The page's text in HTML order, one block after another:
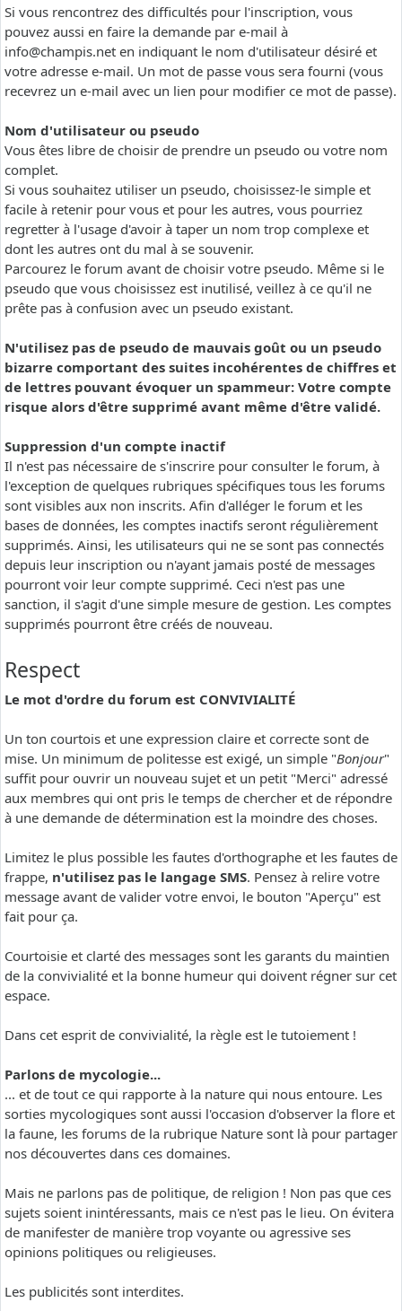
Si vous rencontrez des difficultés pour l'inscription, vous
pouvez aussi en faire la demande par e-mail à
info@champis.net en indiquant le nom d'utilisateur désiré et
votre adresse e-mail. Un mot de passe vous sera fourni (vous
recevrez un e-mail avec un lien pour modifier ce mot de passe).
Nom d'utilisateur ou pseudo
Vous êtes libre de choisir de prendre un pseudo ou votre nom
complet.
Si vous souhaitez utiliser un pseudo, choisissez-le simple et
facile à retenir pour vous et pour les autres, vous pourriez
regretter à l'usage d'avoir à taper un nom trop complexe et
dont les autres ont du mal à se souvenir.
Parcourez le forum avant de choisir votre pseudo. Même si le
pseudo que vous choisissez est inutilisé, veillez à ce qu'il ne
prête pas à confusion avec un pseudo existant.
N'utilisez pas de pseudo de mauvais goût ou un pseudo
bizarre comportant des suites incohérentes de chiffres et
de lettres pouvant évoquer un spammeur: Votre compte
risque alors d'être supprimé avant même d'être validé.
Suppression d'un compte inactif
Il n'est pas nécessaire de s'inscrire pour consulter le forum, à
l'exception de quelques rubriques spécifiques tous les forums
sont visibles aux non inscrits. Afin d'alléger le forum et les
bases de données, les comptes inactifs seront régulièrement
supprimés. Ainsi, les utilisateurs qui ne se sont pas connectés
depuis leur inscription ou n'ayant jamais posté de messages
pourront voir leur compte supprimé. Ceci n'est pas une
sanction, il s'agit d'une simple mesure de gestion. Les comptes
supprimés pourront être créés de nouveau.
Respect
Le mot d'ordre du forum est CONVIVIALITÉ
Un ton courtois et une expression claire et correcte sont de
mise. Un minimum de politesse est exigé, un simple "Bonjour"
suffit pour ouvrir un nouveau sujet et un petit "Merci" adressé
aux membres qui ont pris le temps de chercher et de répondre
à une demande de détermination est la moindre des choses.
Limitez le plus possible les fautes d'orthographe et les fautes de
frappe, n'utilisez pas le langage SMS. Pensez à relire votre
message avant de valider votre envoi, le bouton "Aperçu" est
fait pour ça.
Courtoisie et clarté des messages sont les garants du maintien
de la convivialité et la bonne humeur qui doivent régner sur cet
espace.
Dans cet esprit de convivialité, la règle est le tutoiement !
Parlons de mycologie...
... et de tout ce qui rapporte à la nature qui nous entoure. Les
sorties mycologiques sont aussi l'occasion d'observer la flore et
la faune, les forums de la rubrique Nature sont là pour partager
nos découvertes dans ces domaines.
Mais ne parlons pas de politique, de religion ! Non pas que ces
sujets soient inintéressants, mais ce n'est pas le lieu. On évitera
de manifester de manière trop voyante ou agressive ses
opinions politiques ou religieuses.
Les publicités sont interdites.